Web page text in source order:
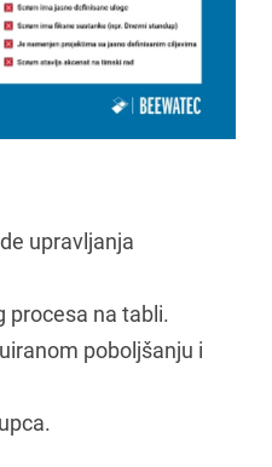
upravljanja
procesa na tabli.
poboljšanju i